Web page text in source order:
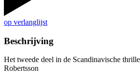
op verlanglijst
Beschrijving
Het tweede deel in de Scandinavische
Robertsson